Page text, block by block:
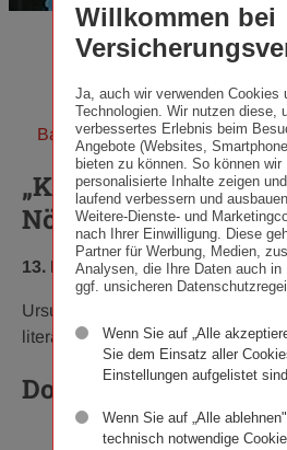
Back to overview
„Kunst im Turm“:
Nöstlinger
Publícation
13. November 2012· Category:
Kunst im
Ursula Strauss, Christian Dolezal
literarisch-musikalischer
Downloads
Willkommen bei
Ja, auch wir verwenden Cookies
Technologien. Wir nutzen diese,
verbessertes Erlebnis beim
Angebote (Websites,
bieten zu können. So können wir
personalisierte Inhalte zeigen
laufend verbessern und
Weitere-Dienste- und
nach Ihrer Einwilligung. Diese
Partner für Werbung, Medien,
Analysen, die Ihre Daten auch in
ggf. unsicheren
Wenn Sie auf „Alle
Sie dem Einsatz aller
Einstellungen aufgelistet
Wenn Sie auf „Alle
technisch notwendige